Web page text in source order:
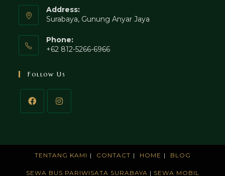
Address:
Surabaya, Gunung Anyar Jaya
Phone:
+62 812-5266-6966
Follow Us
TENTANG KAMI CONTACT HOME BLOG
SEWA BUS PARIWISATA SURABAYA | SEWA MOBIL